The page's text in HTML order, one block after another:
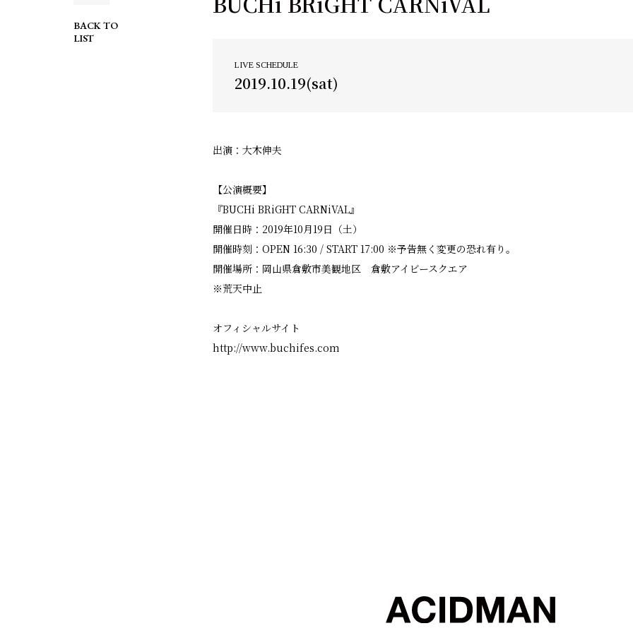
BACK TO
LIST
LIVE SCHEDULE
2019.10.19(sat)
出演：大木伸夫
【公演概要】
『BUCHi BRiGHT CARNiVAL』
開催日時：2019年10月19日（土）
開催時刻：OPEN 16:30 / START 17:00 ※予告無く変更の恐れ有り。
開催場所：岡山県倉敷市美観地区 倉敷アイビースクエア
※荒天中止
オフィシャルサイト
http://www.buchifes.com